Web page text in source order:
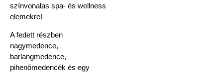
színvonalas spa- és wellness
elemekre!
A fedett részben
nagymedence,
barlangmedence,
pihenőmedencék és egy